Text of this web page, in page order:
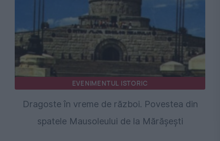
EVENIMENTUL ISTORIC
Dragoste în vreme de război. Povestea din
spatele Mausoleului de la Mărășești